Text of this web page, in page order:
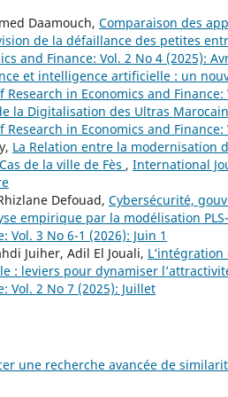
Daamouch, Comparaison des
de la défaillance des petites
and Finance: Vol. 2 No 4 (2025):
et intelligence artificielle : un
in Economics and Finance:
la Digitalisation des Ultras
in Economics and Finance:
La Relation entre la modernisation
de la ville de Fès , International
Defouad, Cybersécurité,
empirique par la modélisation
Vol. 3 No 6-1 (2026): Juin 1
Juiher, Adil El Jouali,
: leviers pour dynamiser
Vol. 2 No 7 (2025): Juillet
une recherche avancée de